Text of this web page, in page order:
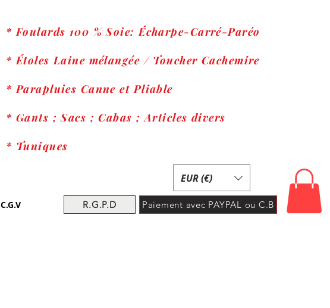
* Foulards 100 % Soie: Écharpe-Carré-Paréo
* Étoles Laine mélangée / Toucher Cachemire
* Parapluies Canne et Pliable
* Gants ; Sacs ; Cabas ; Articles divers
* Tuniques
EUR (€)
C.G.V R.G.P.D Paiement avec PAYPAL ou C.B